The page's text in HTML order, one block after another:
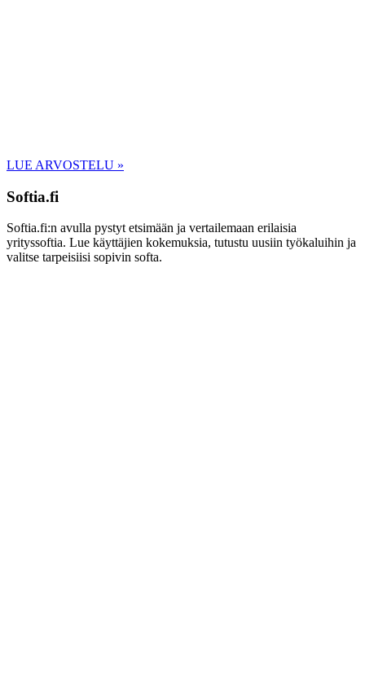
LUE ARVOSTELU »
Softia.fi
Softia.fi:n avulla pystyt etsimään ja vertailemaan erilaisia
yrityssoftia. Lue käyttäjien kokemuksia, tutustu uusiin työkaluihin ja
valitse tarpeisiisi sopivin softa.